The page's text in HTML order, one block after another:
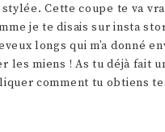
Cette coupe te va
je te disais sur insta
longs qui m’a donné
les miens ! As tu déjà fait
comment tu obtiens